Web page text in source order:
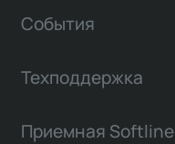
События
Техподдержка
Приемная Softline